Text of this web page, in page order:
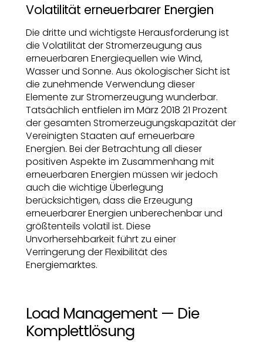
Volatilität erneuerbarer Energien
Die dritte und wichtigste Herausforderung ist
die Volatilität der Stromerzeugung aus
erneuerbaren Energiequellen wie Wind,
Wasser und Sonne. Aus ökologischer Sicht ist
die zunehmende Verwendung dieser
Elemente zur Stromerzeugung wunderbar.
Tatsächlich entfielen im März 2018 21 Prozent
der gesamten Stromerzeugungskapazität der
Vereinigten Staaten auf erneuerbare
Energien. Bei der Betrachtung all dieser
positiven Aspekte im Zusammenhang mit
erneuerbaren Energien müssen wir jedoch
auch die wichtige Überlegung
berücksichtigen, dass die Erzeugung
erneuerbarer Energien unberechenbar und
größtenteils volatil ist. Diese
Unvorhersehbarkeit führt zu einer
Verringerung der Flexibilität des
Energiemarktes.
Load Management — Die
Komplettlösung